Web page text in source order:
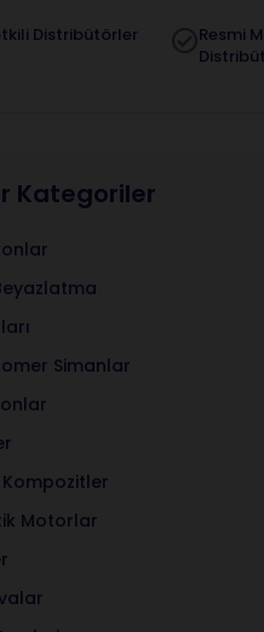
Distribütörler
Resmi
Kategoriler
Simanlar
Motorlar